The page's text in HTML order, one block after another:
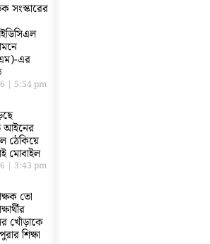
সংস্কারের
এর
5:54 pm
আইনের
ঠেকিয়ে
মোবাইল
3:43 pm
তো
খোঁড়াকে
শিক্ষা